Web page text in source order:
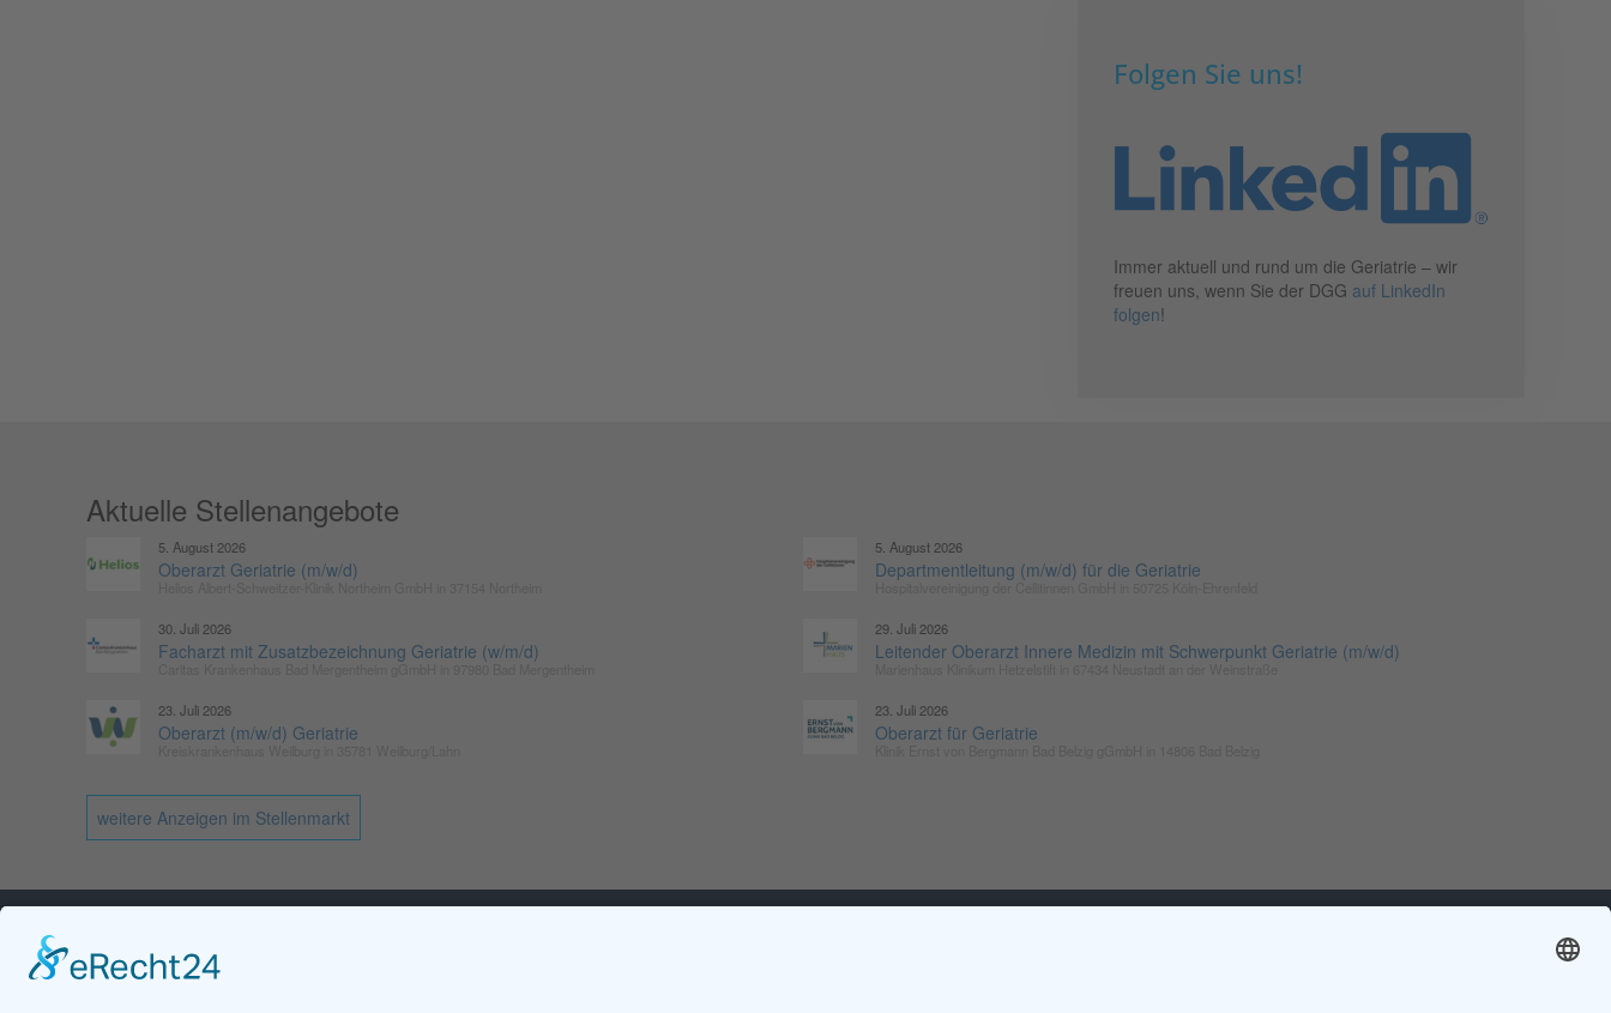
Folgen Sie uns!
Immer aktuell und rund um die Geriatrie – wir
freuen uns, wenn Sie der DGG auf LinkedIn
folgen!
Aktuelle Stellenangebote
5. August 2026
Oberarzt Geriatrie (m/w/d)
Helios Albert-Schweitzer-Klinik Northeim GmbH in 37154 Northeim
5. August 2026
Departmentleitung (m/w/d) für die Geriatrie
Hospitalvereinigung der Cellitinnen GmbH in 50725 Köln-Ehrenfeld
30. Juli 2026
Facharzt mit Zusatzbezeichnung Geriatrie (w/m/d)
Caritas Krankenhaus Bad Mergentheim gGmbH in 97980 Bad Mergentheim
29. Juli 2026
Leitender Oberarzt Innere Medizin mit Schwerpunkt Geriatrie (m/w/d)
Marienhaus Klinikum Hetzelstift in 67434 Neustadt an der Weinstraße
23. Juli 2026
Oberarzt (m/w/d) Geriatrie
Kreiskrankenhaus Weilburg in 35781 Weilburg/Lahn
23. Juli 2026
Oberarzt für Geriatrie
weitere Anzeigen im Stellenmarkt